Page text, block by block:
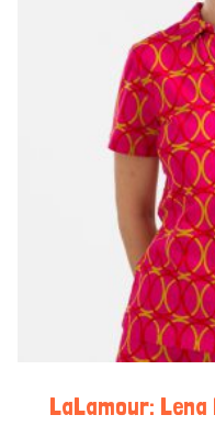
LaLamour: Lena